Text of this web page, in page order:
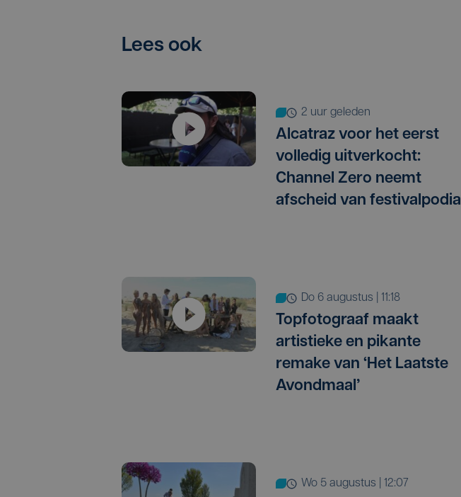
Lees ook
2 uur geleden
Alcatraz voor het eerst
volledig uitverkocht:
Channel Zero neemt
afscheid van festivalpodia
do 6 augustus | 11:18
Topfotograaf maakt
artistieke en pikante
remake van ‘Het Laatste
Avondmaal’
wo 5 augustus | 12:07